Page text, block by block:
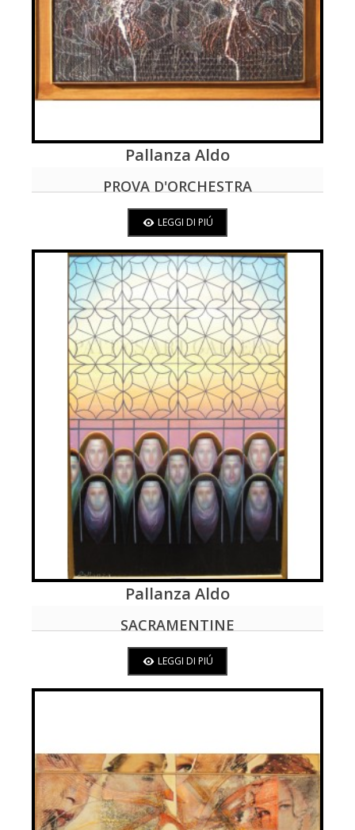
LEGGI DI PIÚ
Pallanza Aldo
PROVA D'ORCHESTRA
LEGGI DI PIÚ
LEGGI DI PIÚ
Pallanza Aldo
SACRAMENTINE
LEGGI DI PIÚ